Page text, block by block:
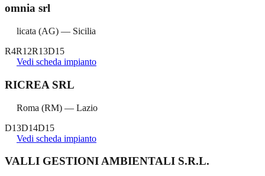
omnia srl
licata (AG) — Sicilia
R4R12R13D15
Vedi scheda impianto
RICREA SRL
Roma (RM) — Lazio
D13D14D15
Vedi scheda impianto
VALLI GESTIONI AMBIENTALI S.R.L.